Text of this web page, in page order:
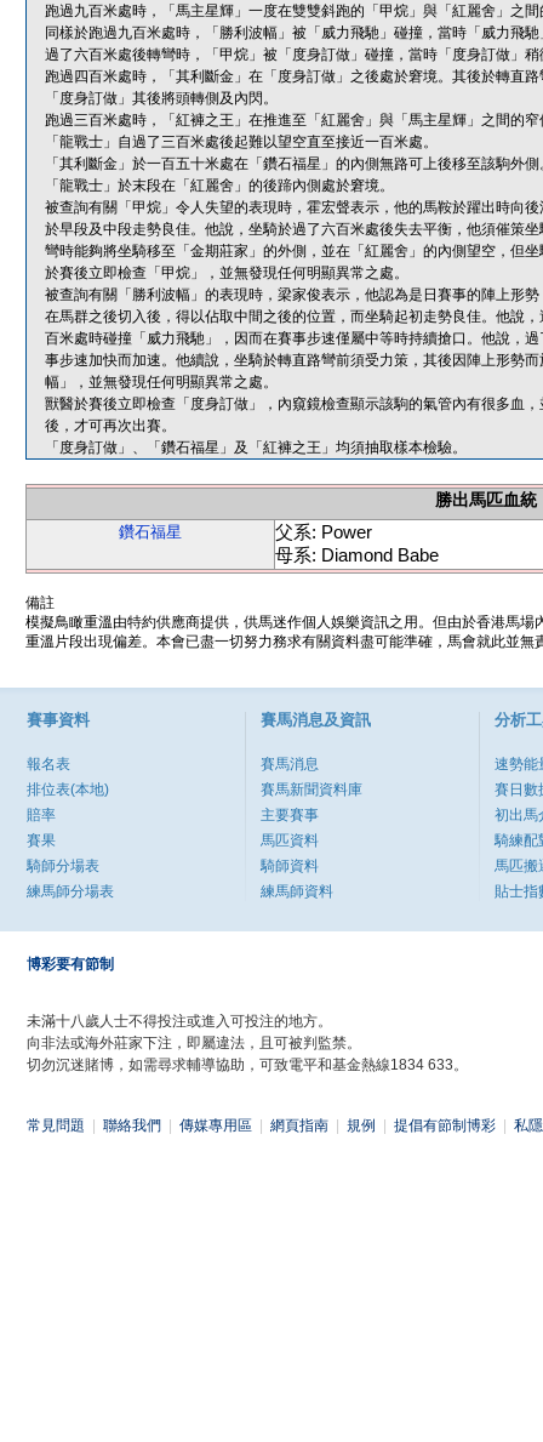
跑過九百米處時，「馬主星輝」一度在雙雙斜跑的「甲烷」與「紅麗舍」之
同樣於跑過九百米處時，「勝利波幅」被「威力飛馳」碰撞，當時「威力飛
過了六百米處後轉彎時，「甲烷」被「度身訂做」碰撞，當時「度身訂做」
跑過四百米處時，「其利斷金」在「度身訂做」之後處於窘境。其後於轉直
「度身訂做」其後將頭轉側及內閃。
跑過三百米處時，「紅褲之王」在推進至「紅麗舍」與「馬主星輝」之間的
「龍戰士」自過了三百米處後起難以望空直至接近一百米處。
「其利斷金」於一百五十米處在「鑽石福星」的內側無路可上後移至該駒外側
「龍戰士」於末段在「紅麗舍」的後蹄內側處於窘境。
被查詢有關「甲烷」令人失望的表現時，霍宏聲表示，他的馬鞍於躍出時向
於早段及中段走勢良佳。他說，坐騎於過了六百米處後失去平衡，他須催策
彎時能夠將坐騎移至「金期莊家」的外側，並在「紅麗舍」的內側望空，但
於賽後立即檢查「甲烷」，並無發現任何明顯異常之處。
被查詢有關「勝利波幅」的表現時，梁家俊表示，他認為是日賽事的陣上形
在馬群之後切入後，得以佔取中間之後的位置，而坐騎起初走勢良佳。他說
百米處時碰撞「威力飛馳」，因而在賽事步速僅屬中等時持續搶口。他說，
事步速加快而加速。他續說，坐騎於轉直路彎前須受力策，其後因陣上形勢
幅」，並無發現任何明顯異常之處。
獸醫於賽後立即檢查「度身訂做」，內窺鏡檢查顯示該駒的氣管內有很多血
後，才可再次出賽。
「度身訂做」、「鑽石福星」及「紅褲之王」均須抽取樣本檢驗。
勝出馬匹血統
鑽石福星
父系: Power
母系: Diamond Babe
備註
模擬鳥瞰重溫由特約供應商提供，供馬迷作個人娛樂資訊之用。但由於香港馬
重溫片段出現偏差。本會已盡一切努力務求有關資料盡可能準確，馬會就此並
賽事資料
報名表
排位表(本地)
賠率
賽果
騎師分場表
練馬師分場表
賽馬消息及資訊
賽馬消息
賽馬新聞資料庫
主要賽事
馬匹資料
騎師資料
練馬師資料
分析
速勢能
賽日數
初出馬
騎練配
馬匹搬
貼士指
博彩要有節制
未滿十八歲人士不得投注或進入可投注的地方。
向非法或海外莊家下注，即屬違法，且可被判監禁。
切勿沉迷賭博，如需尋求輔導協助，可致電平和基金熱線1834 633。
常見問題 聯絡我們 傳媒專用區 網頁指南 規例 提倡有節制博彩 私